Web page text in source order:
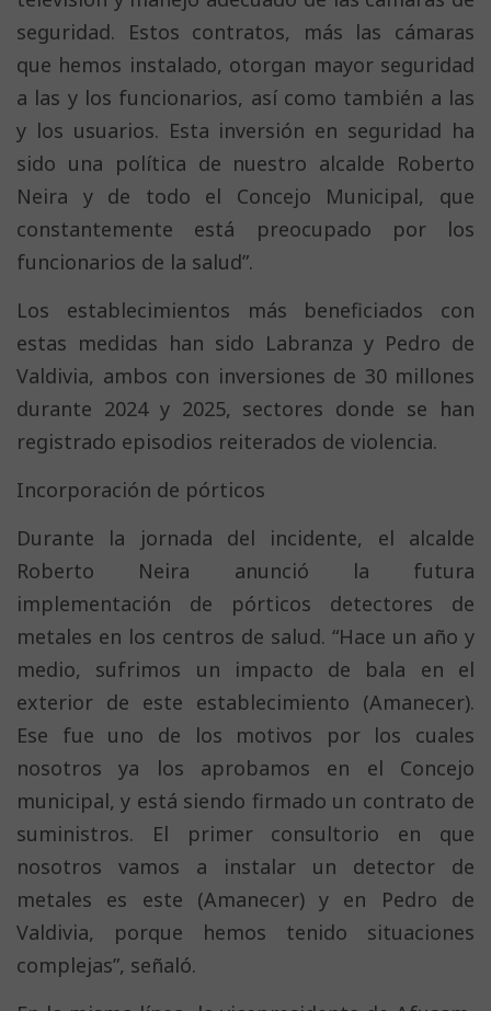
seguridad. Estos contratos, más las cámaras
que hemos instalado, otorgan mayor seguridad
a las y los funcionarios, así como también a las
y los usuarios. Esta inversión en seguridad ha
sido una política de nuestro alcalde Roberto
Neira y de todo el Concejo Municipal, que
constantemente está preocupado por los
funcionarios de la salud”.
Los establecimientos más beneficiados con
estas medidas han sido Labranza y Pedro de
Valdivia, ambos con inversiones de 30 millones
durante 2024 y 2025, sectores donde se han
registrado episodios reiterados de violencia.
Incorporación de pórticos
Durante la jornada del incidente, el alcalde
Roberto Neira anunció la futura
implementación de pórticos detectores de
metales en los centros de salud. “Hace un año y
medio, sufrimos un impacto de bala en el
exterior de este establecimiento (Amanecer).
Ese fue uno de los motivos por los cuales
nosotros ya los aprobamos en el Concejo
municipal, y está siendo firmado un contrato de
suministros. El primer consultorio en que
nosotros vamos a instalar un detector de
metales es este (Amanecer) y en Pedro de
Valdivia, porque hemos tenido situaciones
complejas”, señaló.